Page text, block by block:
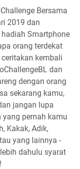
Bersama
2019 dan
Smartphone
orang terdekat
kembali
dan
dengan orang
sekarang kamu,
jangan lupa
pernah kamu
Kakak, Adik,
yang lainnya -
dahulu syarat